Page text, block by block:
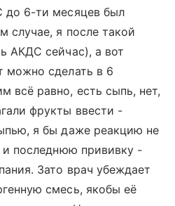
до 6-ти месяцев был
случае, я после такой
АКДС сейчас), а вот
можно сделать в 6
всё равно, есть сыпь, нет,
фрукты ввести -
я бы даже реакцию не
и последнюю прививку -
Зато врач убеждает
смесь, якобы её